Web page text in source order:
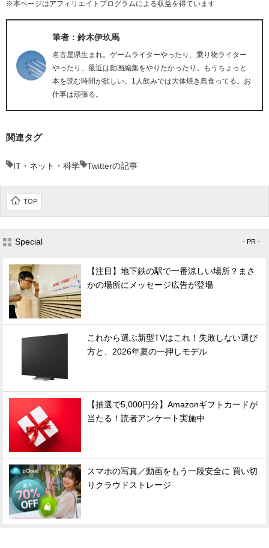
※本ページはアフィリエイトプログラムによる収益を得ています
筆者：鈴木伊玖馬
名古屋県生まれ。ゲームライターやったり、乗り物ライター
やったり、最近は動画編集をやりたかったり。もうちょっと
本を読む時間が欲しい。1人飲みでは大体焼き鳥食ってる。お
仕事は頑張る。
関連タグ
IT・ネット・科学 Twitterの記事
TOP
Special - PR -
【注目】地下鉄の駅で一番涼しい場所？まさ
かの場所にメッセージ広告が登場
これから選ぶ新型TVはこれ！失敗しない選び
方と、2026年夏の一押しモデル
【抽選で5,000円分】Amazonギフトカードが
当たる！読者アンケート実施中
スマホの写真／動画をもう一段安全に 買い切
りクラウドストレージ